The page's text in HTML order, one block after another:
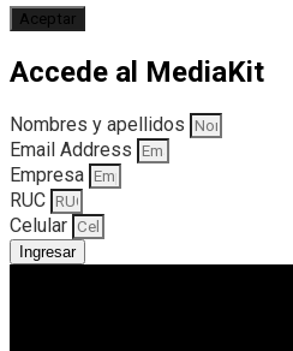
Aceptar
Accede al MediaKit
Nombres y apellidos
Email Address
Empresa
RUC
Celular
Ingresar